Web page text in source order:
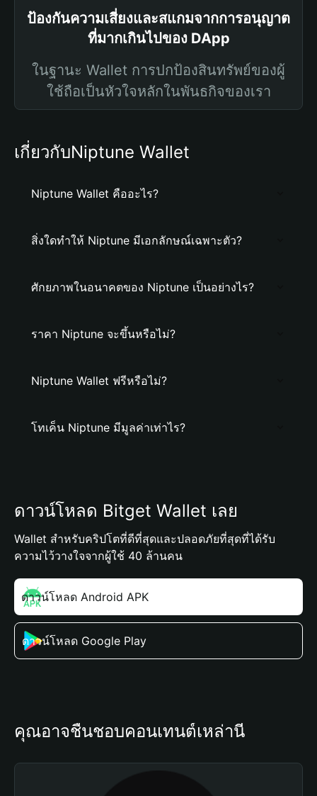
ป้องกันความเสี่ยงและสแกมจากการอนุญาต
ที่มากเกินไปของ DApp
ในฐานะ Wallet การปกป้องสินทรัพย์ของผู้
ใช้ถือเป็นหัวใจหลักในพันธกิจของเรา
เกี่ยวกับNiptune Wallet
Niptune Wallet คืออะไร?
สิ่งใดทำให้ Niptune มีเอกลักษณ์เฉพาะตัว?
ศักยภาพในอนาคตของ Niptune เป็นอย่างไร?
ราคา Niptune จะขึ้นหรือไม่?
Niptune Wallet ฟรีหรือไม่?
โทเค็น Niptune มีมูลค่าเท่าไร?
ดาวน์โหลด Bitget Wallet เลย
Wallet สำหรับคริปโตที่ดีที่สุดและปลอดภัยที่สุดที่ได้รับ
ความไว้วางใจจากผู้ใช้ 40 ล้านคน
ดาวน์โหลด Android APK
ดาวน์โหลด Google Play
คุณอาจชื่นชอบคอนเทนต์เหล่านี้